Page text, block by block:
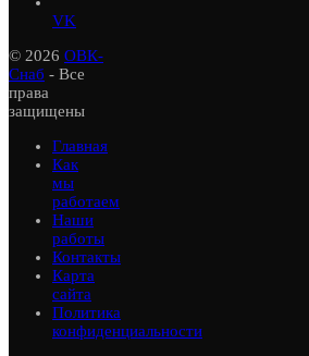
VK
© 2026 ОВК-
Снаб - Все
права
защищены
Главная
Как
мы
работаем
Наши
работы
Контакты
Карта
сайта
Политика
конфиденциальности